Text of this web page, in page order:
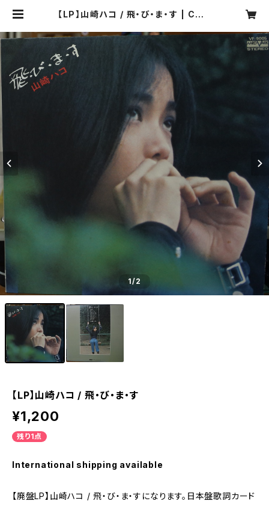
【LP】山崎ハコ / 飛・び・ま・す | COM
1/2
【LP】山崎ハコ / 飛・び・ま・す
¥1,200
残り1点
International shipping available
【廃盤LP】山崎ハコ / 飛・び・ま・すになります。日本盤歌詞カード